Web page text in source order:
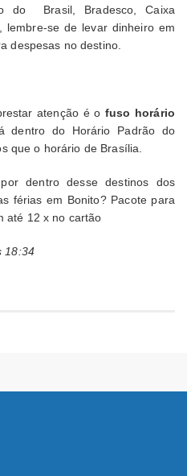
do Brasil, Bradesco, Caixa
lembre-se de levar dinheiro em
despesas no destino.
atenção é o fuso horário
dentro do Horário Padrão do
que o horário de Brasília.
dentro desse destinos dos
férias em Bonito? Pacote para
até 12 x no cartão
18:34